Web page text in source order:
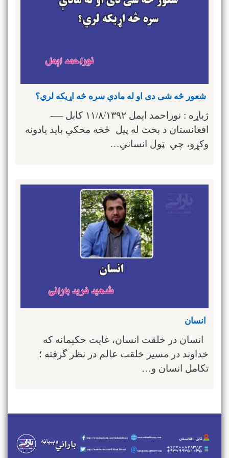
شعور څه شی دی او له مادې سره څه اړیکه لري؟
ژباړه : نوراحمد اېمل ۱۱/۸/۱۳۹۲ کابل —-
افغانستان د بحث له پیل څخه مخکي باید یادونه
وکړو، چي ټول انساني…
انسان
انسان در خلقت انسان، غایت حکیمانه که
خداوند در مسیر خلقت عالم در نظر گرفته ؛
تکامل انسان و…